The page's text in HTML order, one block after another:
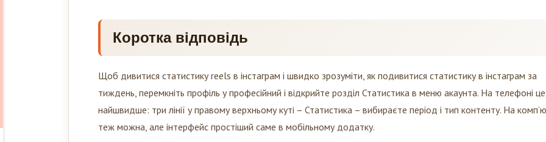
Коротка відповідь
Щоб дивитися статистику reels в інстаграм і швидко зрозуміти, як подивитися статистику в інстаграм за
тиждень, перемкніть профіль у професійний і відкрийте розділ Статистика в меню акаунта. На телефоні це
найшвидше: три лінії у правому верхньому куті – Статистика – вибираєте період і тип контенту. На
теж можна, але інтерфейс простіший саме в мобільному додатку.